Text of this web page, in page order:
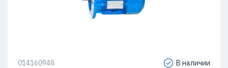
014160948 В наличии